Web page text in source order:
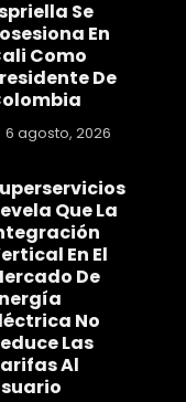
Se
En
Como
De
6 agosto, 2026
Que La
En El
De
No
Las
Al